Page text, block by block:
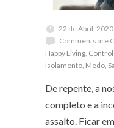
22 de Abril, 2020
Comments are
Happy Living,
Isolamento, Medo,
De repente, a
completo e a
assalto. Ficar